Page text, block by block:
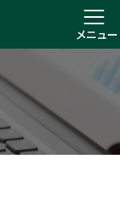
メニュー